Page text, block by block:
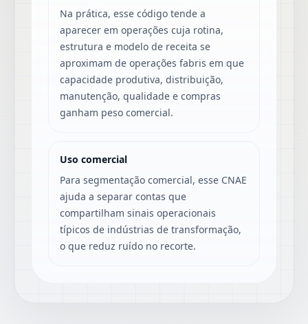
Na prática, esse código tende a
aparecer em operações cuja rotina,
estrutura e modelo de receita se
aproximam de operações fabris em que
capacidade produtiva, distribuição,
manutenção, qualidade e compras
ganham peso comercial.
Uso comercial
Para segmentação comercial, esse CNAE
ajuda a separar contas que
compartilham sinais operacionais
típicos de indústrias de transformação,
o que reduz ruído no recorte.